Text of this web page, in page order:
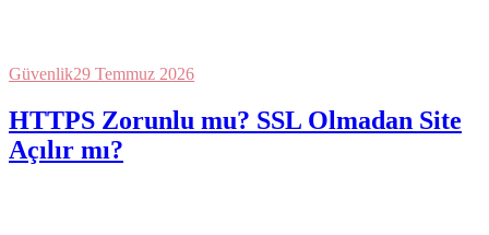
Güvenlik29 Temmuz 2026
HTTPS Zorunlu mu? SSL Olmadan Site
Açılır mı?